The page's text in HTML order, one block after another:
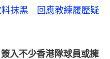
抹黑　回應教練履歷疑
入不少香港隊球員或擁